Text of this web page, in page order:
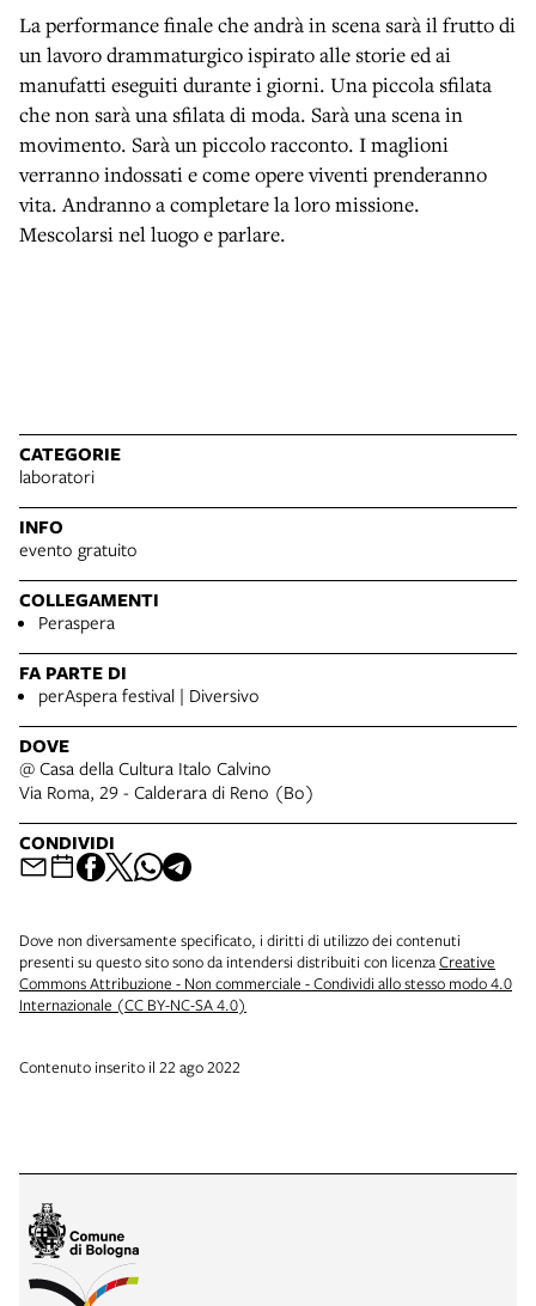
La performance finale che andrà in scena sarà il frutto di
un lavoro drammaturgico ispirato alle storie ed ai
manufatti eseguiti durante i giorni. Una piccola sfilata
che non sarà una sfilata di moda. Sarà una scena in
movimento. Sarà un piccolo racconto. I maglioni
verranno indossati e come opere viventi prenderanno
vita. Andranno a completare la loro missione.
Mescolarsi nel luogo e parlare.
CATEGORIE
laboratori
INFO
evento gratuito
COLLEGAMENTI
Peraspera
FA PARTE DI
perAspera festival | Diversivo
DOVE
@ Casa della Cultura Italo Calvino
Via Roma, 29 - Calderara di Reno (Bo)
CONDIVIDI
Dove non diversamente specificato, i diritti di utilizzo dei contenuti
presenti su questo sito sono da intendersi distribuiti con licenzaCreative
Commons Attribuzione - Non commerciale - Condividi allo stesso modo 4.0
Internazionale (CC BY-NC-SA 4.0)
Contenuto inserito il 22 ago 2022